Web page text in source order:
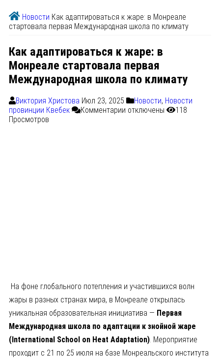
Новости Как адаптироваться к жаре: в Монреале
стартовала первая Международная школа по климату
Как адаптироваться к жаре: в
Монреале стартовала первая
Международная школа по климату
Виктория Христова Июл 23, 2025 Новости, Новости
провинции Квебек
Комментарии отключены
118
Просмотров
На фоне глобального потепления и участившихся волн
жары в разных странах мира, в Монреале открылась
уникальная образовательная инициатива — Первая
Международная школа по адаптации к знойной жаре
( International School on Heat Adaptation). Мероприятие
проходит с 21 по 25 июля на базе Монреальского института